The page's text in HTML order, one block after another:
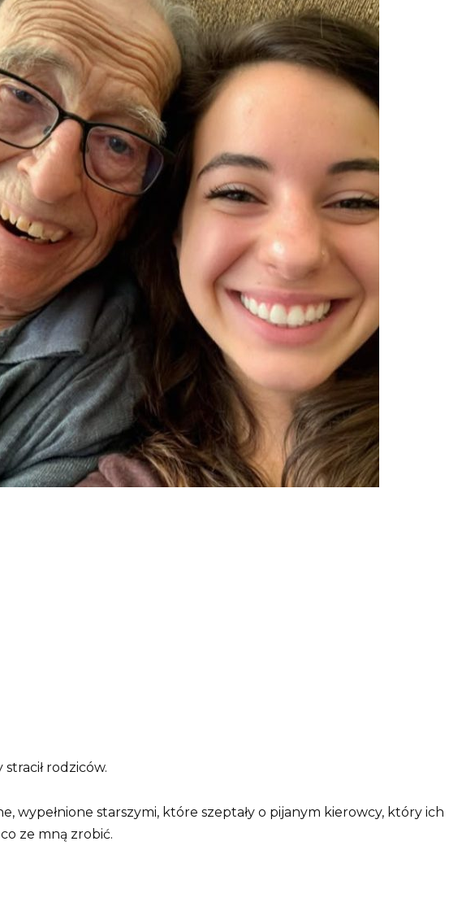
stracił rodziców.
wypełnione starszymi, które szeptały o pijanym kierowcy, który ich
co ze mną zrobić.